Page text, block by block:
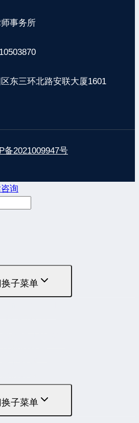
事务所
东三环北路安联大厦1601
备2021009947号
询
子菜单
子菜单